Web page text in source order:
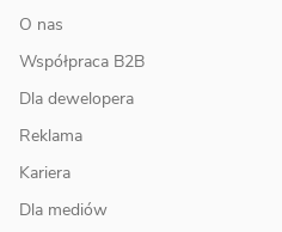
O nas
Współpraca B2B
Dla dewelopera
Reklama
Kariera
Dla mediów